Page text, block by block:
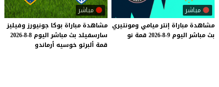
مباشر
مشاهدة مباراة إنترميامي ومونتيري
بث مباشر اليوم 9-8-2026 قمة نو
مباشر
مشاهدة مباراة بوكا جونيورز وفيليز
سارسفيلد بث مباشر اليوم 8-8-2026
قمة ألبرتو خوسيه أرماندو